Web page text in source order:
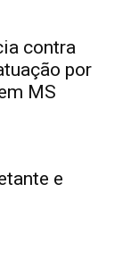
contra
por
MS
e